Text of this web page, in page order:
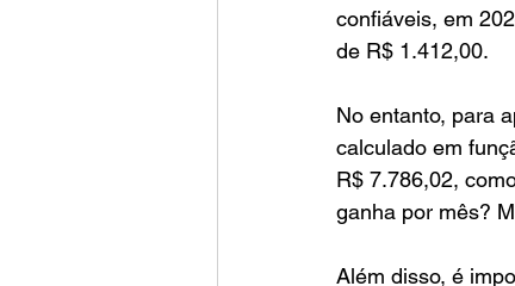
confiáveis, em
de R$ 1.412,00.
No entanto, para
calculado em
R$ 7.786,02,
ganha por mês?
Além disso, é